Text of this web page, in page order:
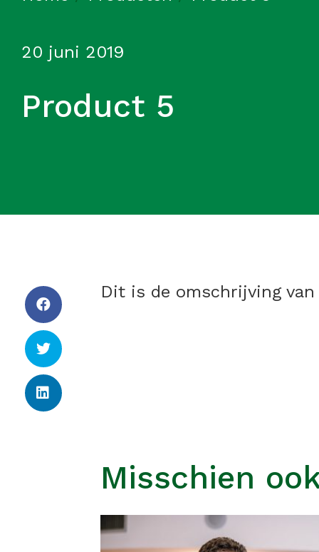
Product 5
20 juni 2019
Dit is de omschrijving
Misschien